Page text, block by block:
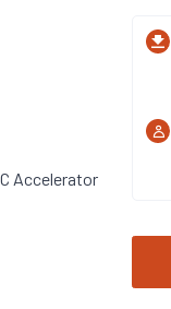
Accelerator